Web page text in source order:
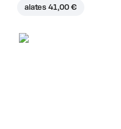
alates 41,00 €